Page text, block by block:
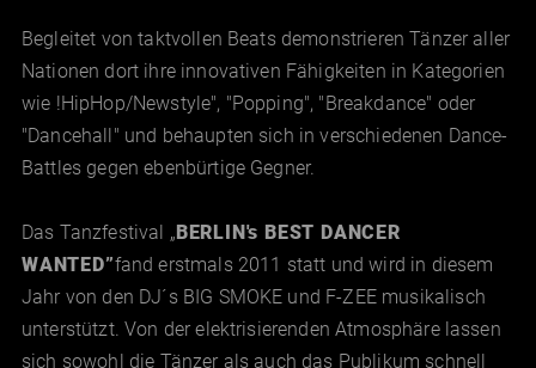
Begleitet von taktvollen Beats demonstrieren Tänzer aller
Nationen dort ihre innovativen Fähigkeiten in Kategorien
wie !HipHop/Newstyle", "Popping", "Breakdance" oder
"Dancehall" und behaupten sich in verschiedenen Dance-
Battles gegen ebenbürtige Gegner.
Das Tanzfestival „BERLIN's BEST DANCER
WANTED”fand erstmals 2011 statt und wird in diesem
Jahr von den DJ´s BIG SMOKE und F-ZEE musikalisch
unterstützt. Von der elektrisierenden Atmosphäre lassen
sich sowohl die Tänzer als auch das Publikum schnell